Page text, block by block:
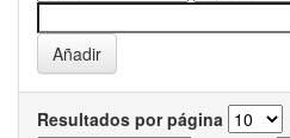
Resultados por página